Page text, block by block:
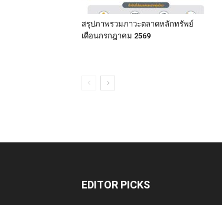
สรุปภาพรวมภาวะตลาดหลักทรัพย์
เดือนกรกฎาคม 2569
EDITOR PICKS